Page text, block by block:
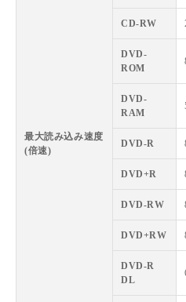
最大読み込み速度
(倍速)
CD-RW
DVD-
ROM
DVD-
RAM
DVD-R
DVD+R
DVD-RW
DVD+RW
DVD-R
DL